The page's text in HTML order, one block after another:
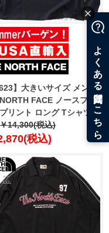
】大きいサイズ メンズ
FACE ノースフェ
リント ロング Tシャツ
輸入 nf0a8f0j-jk3
14,300(税込)
税込)